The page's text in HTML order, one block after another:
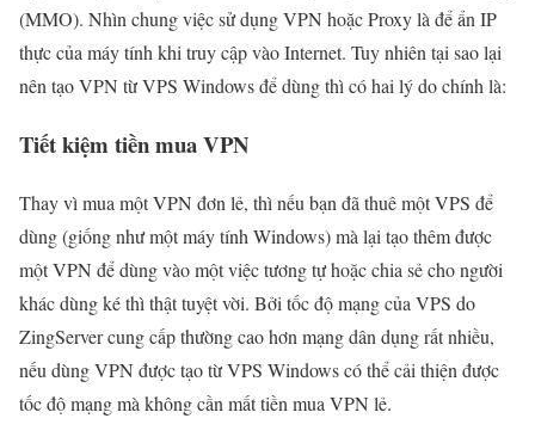
(MMO). Nhìn chung việc sử dụng VPN hoặc Proxy là để ẩn IP
thực của máy tính khi truy cập vào Internet. Tuy nhiên tại sao lại
nên tạo VPN từ VPS Windows để dùng thì có hai lý do chính là:
Tiết kiệm tiền mua VPN
Thay vì mua một VPN đơn lẻ, thì nếu bạn đã thuê một VPS để
dùng (giống như một máy tính Windows) mà lại tạo thêm được
một VPN để dùng vào một việc tương tự hoặc chia sẻ cho người
khác dùng ké thì thật tuyệt vời. Bởi tốc độ mạng của VPS do
ZingServer cung cấp thường cao hơn mạng dân dụng rất nhiều,
nếu dùng VPN được tạo từ VPS Windows có thể cải thiện được
tốc độ mạng mà không cần mất tiền mua VPN lẻ.